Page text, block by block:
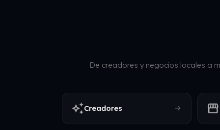
De creadores y negocios locales a
auto_awesomeCreadores arrow_forward storefront